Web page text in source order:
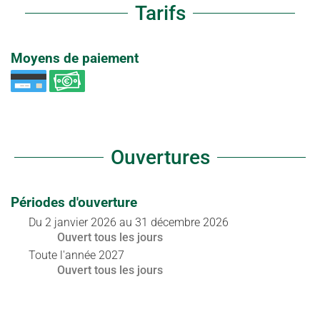
Tarifs
Moyens de paiement
Ouvertures
Périodes d'ouverture
Du 2 janvier 2026 au 31 décembre 2026
Ouvert tous les jours
Toute l'année 2027
Ouvert tous les jours